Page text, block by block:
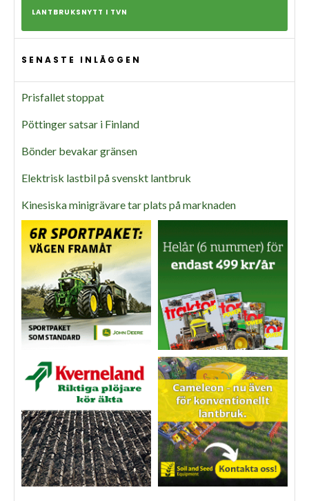
LANTBRUKSNYTT I TVN
SENASTE INLÄGGEN
Prisfallet stoppat
Pöttinger satsar i Finland
Bönder bevakar gränsen
Elektrisk lastbil på svenskt lantbruk
Kinesiska minigrävare tar plats på marknaden